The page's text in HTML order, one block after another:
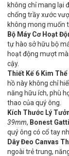
không chỉ mang lại
chống trầy xước
không mong muốn
Bộ Máy Cơ Hoạt
tự hào sở hữu bộ
hoạt động mượt
cậy.
Thiết Kế 6 Kim
hồ này không chỉ
năng hữu ích, phù
thao của quý ông.
Kích Thước Lý
39mm, Bonest
quý ông có cổ tay
Dây Đeo Canvas
ngoài trẻ trung,